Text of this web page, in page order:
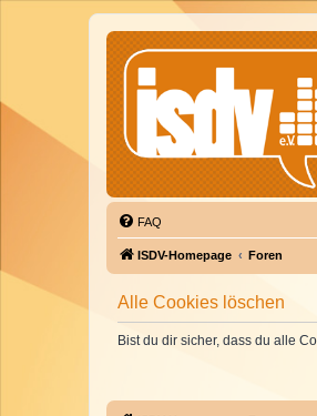
FAQ
ISDV-Homepage Foren
Alle Cookies löschen
Bist du dir sicher, dass du alle